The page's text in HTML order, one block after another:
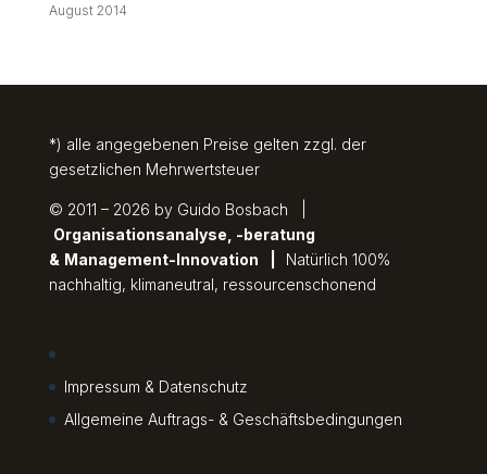
August 2014
*) alle angegebenen Preise gelten zzgl. der
gesetzlichen Mehrwertsteuer
© 2011 – 2026 by Guido Bosbach |
Organisationsanalyse, -beratung
& Management-Innovation
Natürlich 100%
nachhaltig, klimaneutral, ressourcenschonend
Impressum & Datenschutz
Allgemeine Auftrags- & Geschäftsbedingungen